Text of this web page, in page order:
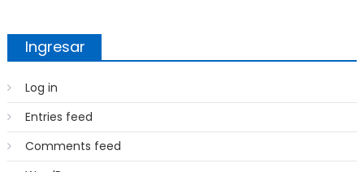
Ingresar
Log in
Entries feed
Comments feed